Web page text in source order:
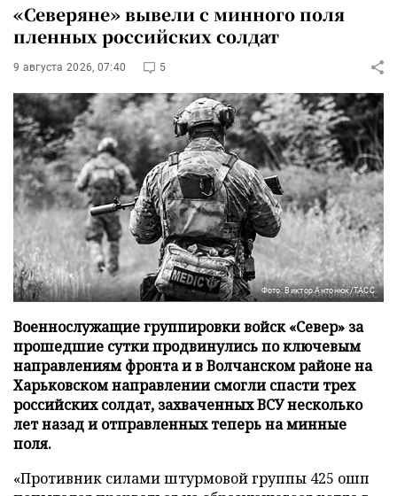
«Северяне» вывели с минного поля
пленных российских солдат
9 августа 2026, 07:40 5
Фото: Виктор Антонюк/ТАСС
Военнослужащие группировки войск «Север» за
прошедшие сутки продвинулись по ключевым
направлениям фронта и в Волчанском районе на
Харьковском направлении смогли спасти трех
российских солдат, захваченных ВСУ несколько
лет назад и отправленных теперь на минные
поля.
«Противник силами штурмовой группы 425 ошп